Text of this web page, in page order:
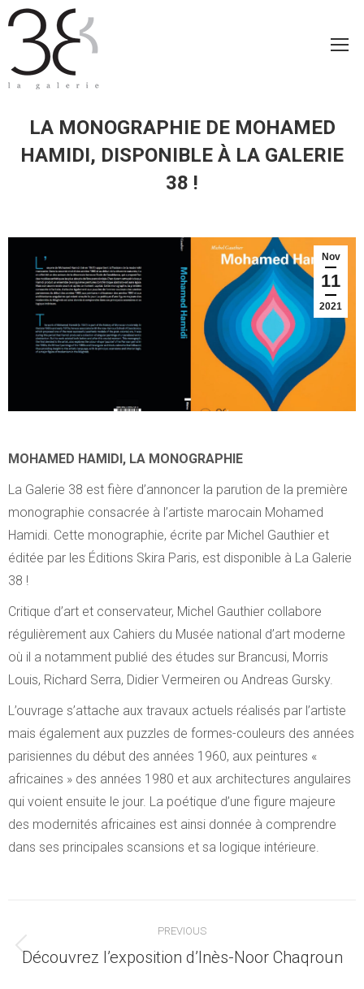
LA MONOGRAPHIE DE MOHAMED
HAMIDI, DISPONIBLE À LA GALERIE
38 !
Nov
11
2021
MOHAMED HAMIDI, LA MONOGRAPHIE
La Galerie 38 est fière d’annoncer la parution de la première
monographie consacrée à l’artiste marocain Mohamed
Hamidi. Cette monographie, écrite par Michel Gauthier et
éditée par les Éditions Skira Paris, est disponible à La Galerie
38 !
Critique d’art et conservateur, Michel Gauthier collabore
régulièrement aux Cahiers du Musée national d’art moderne
où il a notamment publié des études sur Brancusi, Morris
Louis, Richard Serra, Didier Vermeiren ou Andreas Gursky.
L’ouvrage s’attache aux travaux actuels réalisés par l’artiste
mais également aux puzzles de formes-couleurs des années
parisiennes du début des années 1960, aux peintures «
africaines » des années 1980 et aux architectures angulaires
qui voient ensuite le jour. La poétique d’une figure majeure
des modernités africaines est ainsi donnée à comprendre
dans ses principales scansions et sa logique intérieure.
navigation
PREVIOUS
Previous
Découvrez l’exposition d’Inès-Noor Chaqroun